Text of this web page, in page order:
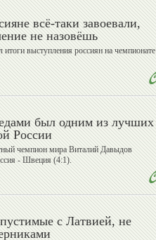
Александр
Катушев
Василий
Сенаторов
Евгений
Малков
всё-таки завоевали,
не назовёшь
выступления россиян на чемпионате
был одним из лучших
России
чемпион мира Виталий Давыдов
- Швеция (4:1).
с Латвией, не